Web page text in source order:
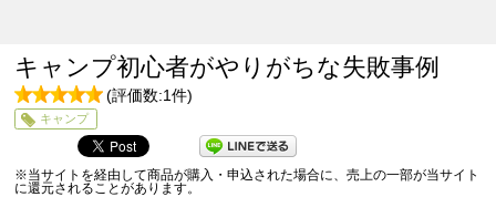
キャンプ初心者がやりがちな失敗事例
55
(評価数:1件)
キャンプ
※当サイトを経由して商品が購入・申込された場合に、売上の一部が当サイト
に還元されることがあります。